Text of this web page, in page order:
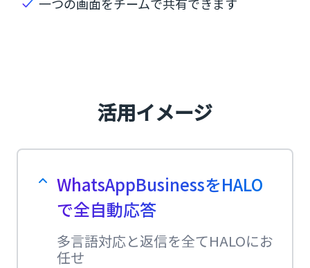
活用イメージ
WhatsAppBusinessをHALO
で全自動応答
多言語対応と返信を全てHALOにお
任せ